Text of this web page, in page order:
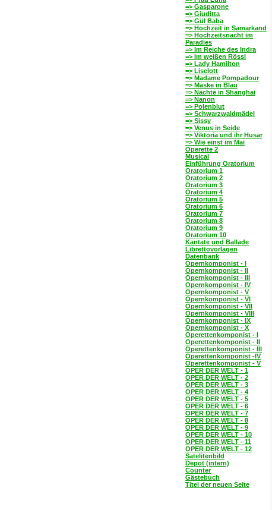
=> Gasparone
=> Giuditta
=> Gül Baba
=> Hochzeit in Samarkand
=> Hochzeitsnacht im
Paradies
=> Im Reiche des Indra
=> Im weißen Rössl
=> Lady Hamilton
=> Liselott
=> Madame Pompadour
=> Maske in Blau
=> Nächte in Shanghai
=> Nanon
=> Polenblut
=> Schwarzwaldmädel
=> Sissy
=> Venus in Seide
=> Viktoria und ihr Husar
=> Wie einst im Mai
Operette 2
Musical
Einführung Oratorium
Oratorium 1
Oratorium 2
Oratorium 3
Oratorium 4
Oratorium 5
Oratorium 6
Oratorium 7
Oratorium 8
Oratorium 9
Oratorium 10
Kantate und Ballade
Librettovorlagen
Datenbank
Opernkomponist - I
Opernkomponist - II
Opernkomponist - III
Opernkomponist - IV
Opernkomponist - V
Opernkomponist - VI
Opernkomponist - VII
Opernkomponist - VIII
Opernkomponist - IX
Opernkomponist - X
Operettenkomponist - I
Operettenkomponist - II
Operettenkomponist - III
Operettenkomponist -IV
Operettenkomponist - V
OPER DER WELT - 1
OPER DER WELT - 2
OPER DER WELT - 3
OPER DER WELT - 4
OPER DER WELT - 5
OPER DER WELT - 6
OPER DER WELT - 7
OPER DER WELT - 8
OPER DER WELT - 9
OPER DER WELT - 10
OPER DER WELT - 11
OPER DER WELT - 12
Satelitenbild
Depot (intern)
Counter
Gästebuch
Titel der neuen Seite